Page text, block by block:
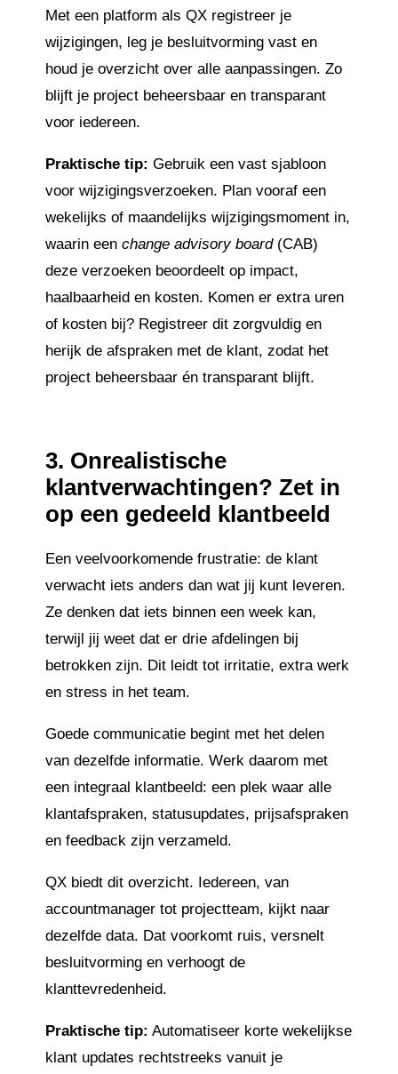
Met een platform als QX registreer je
wijzigingen, leg je besluitvorming vast en
houd je overzicht over alle aanpassingen. Zo
blijft je project beheersbaar en transparant
voor iedereen.
Praktische tip: Gebruik een vast sjabloon
voor wijzigingsverzoeken. Plan vooraf een
wekelijks of maandelijks wijzigingsmoment in,
waarin eenchange advisory board(CAB)
deze verzoeken beoordeelt op impact,
haalbaarheid en kosten. Komen er extra uren
of kosten bij? Registreer dit zorgvuldig en
herijk de afspraken met de klant, zodat het
project beheersbaar én transparant blijft.
3. Onrealistische
klantverwachtingen? Zet in
op een gedeeld klantbeeld
Een veelvoorkomende frustratie: de klant
verwacht iets anders dan wat jij kunt leveren.
Ze denken dat iets binnen een week kan,
terwijl jij weet dat er drie afdelingen bij
betrokken zijn. Dit leidt tot irritatie, extra werk
en stress in het team.
Goede communicatie begint met het delen
van dezelfde informatie. Werk daarom met
een integraal klantbeeld: een plek waar alle
klantafspraken, statusupdates, prijsafspraken
en feedback zijn verzameld.
QX biedt dit overzicht. Iedereen, van
accountmanager tot projectteam, kijkt naar
dezelfde data. Dat voorkomt ruis, versnelt
besluitvorming en verhoogt de
klanttevredenheid.
Praktische tip: Automatiseer korte wekelijkse
klant updates rechtstreeks vanuit je